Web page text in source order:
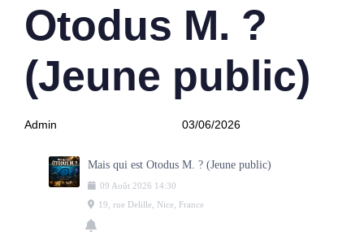
Otodus M. ?
(Jeune public)
Admin 03/06/2026
Mais qui est Otodus M. ? (Jeune public)
09 Août 2026 14:30
19, rue Delille, Nice, France